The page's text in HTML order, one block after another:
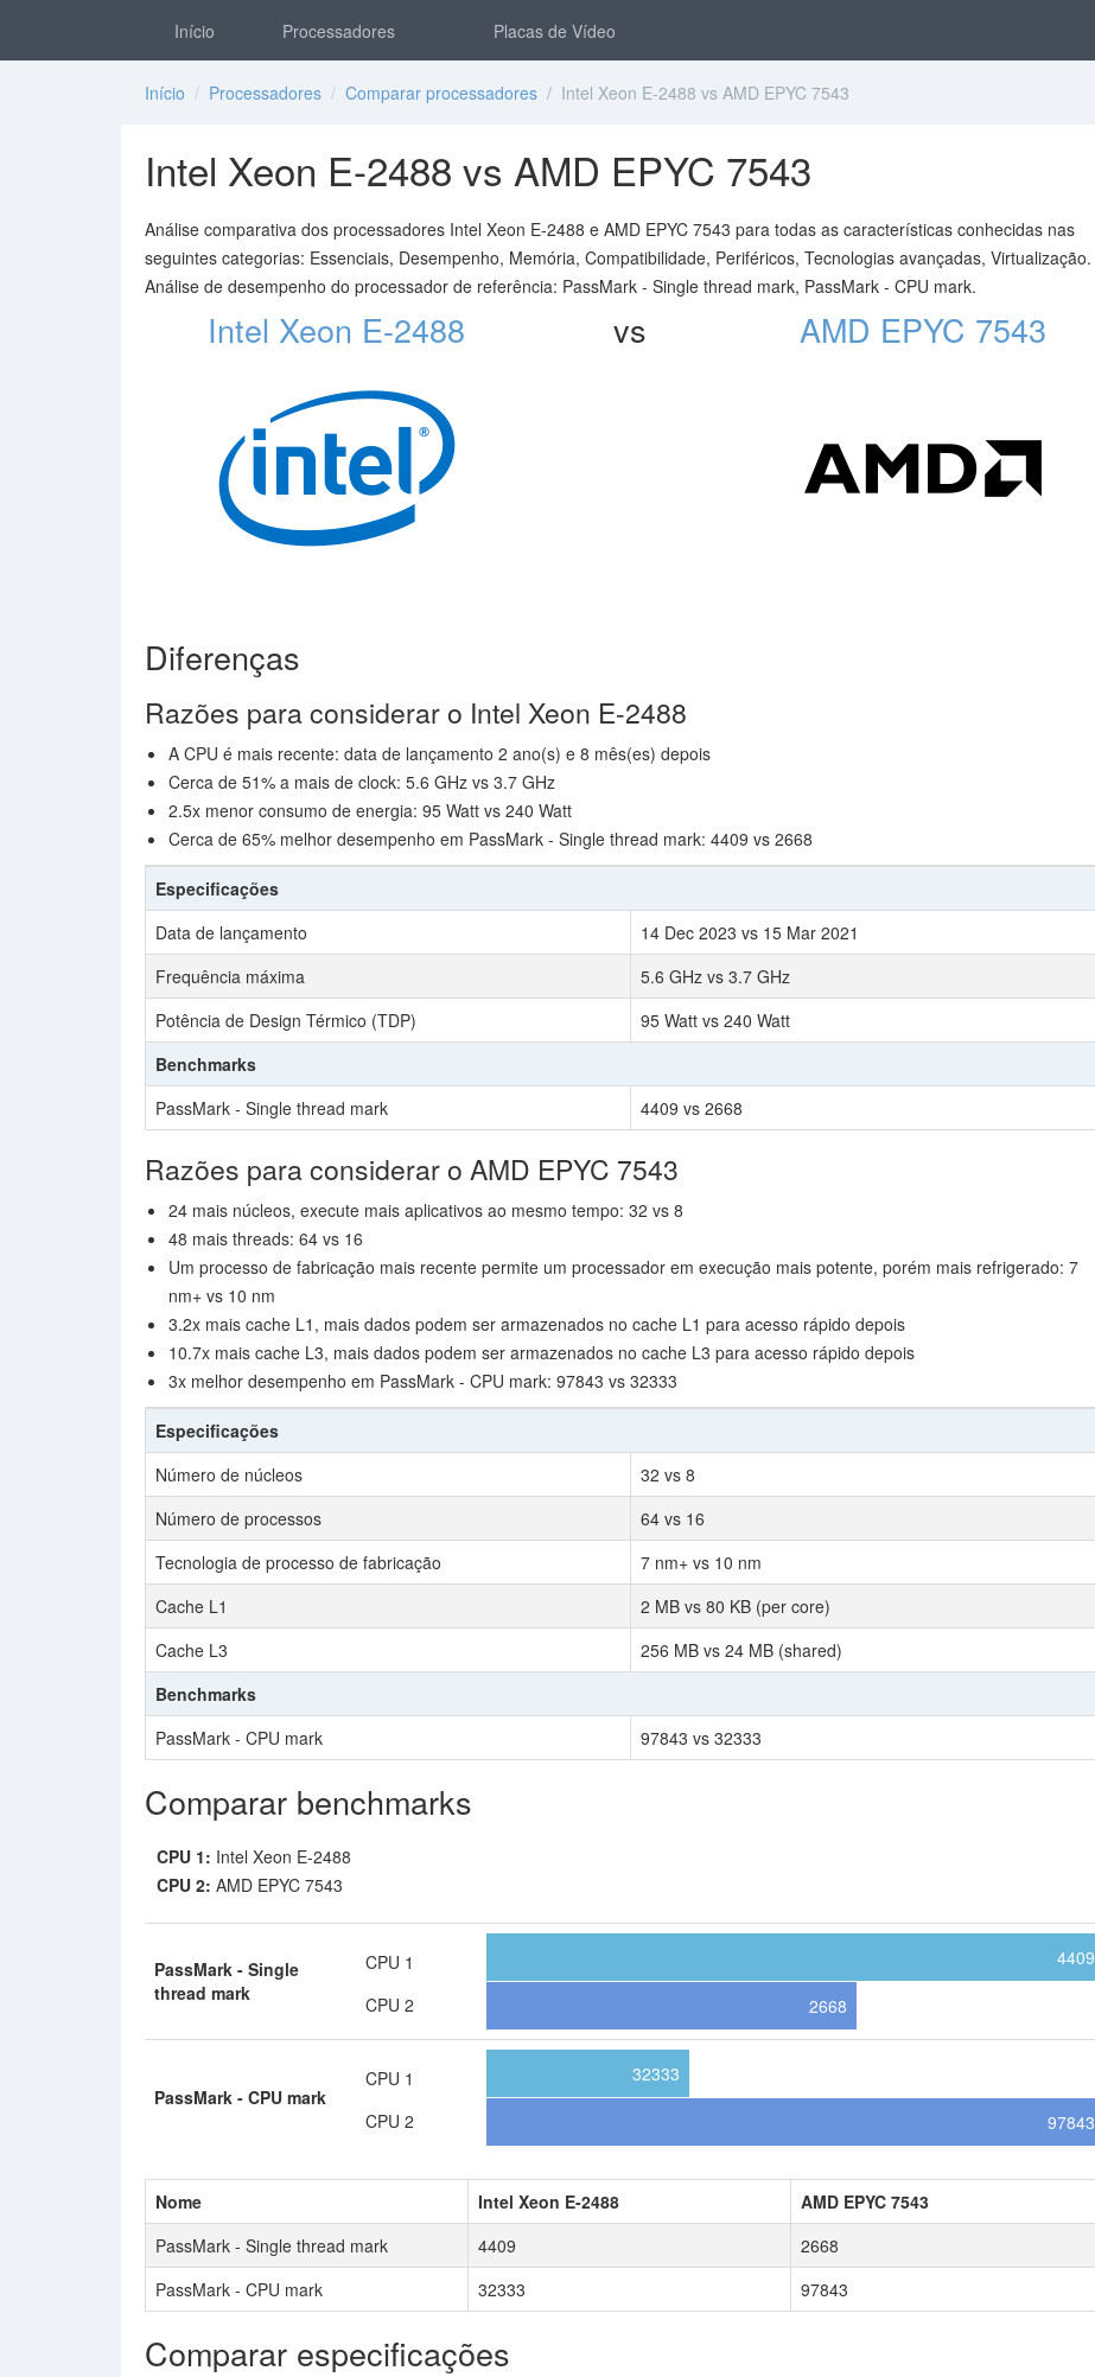
Início Processadores Placas de Vídeo
Início / Processadores / Comparar processadores / Intel Xeon E-2488 vs AMD EPYC 7543
Intel Xeon E-2488 vs AMD EPYC 7543
Análise comparativa dos processadores Intel Xeon E-2488 e AMD EPYC 7543 para todas as características conhecidas nas
seguintes categorias: Essenciais, Desempenho, Memória, Compatibilidade, Periféricos, Tecnologias avançadas, Virtualização.
Análise de desempenho do processador de referência: PassMark - Single thread mark, PassMark - CPU mark.
Intel Xeon E-2488 vs AMD EPYC 7543
Diferenças
Razões para considerar o Intel Xeon E-2488
A CPU é mais recente: data de lançamento 2 ano(s) e 8 mês(es) depois
Cerca de 51% a mais de clock: 5.6 GHz vs 3.7 GHz
2.5x menor consumo de energia: 95 Watt vs 240 Watt
Cerca de 65% melhor desempenho em PassMark - Single thread mark: 4409 vs 2668
Especificações
Data de lançamento
14 Dec 2023 vs 15 Mar 2021
Frequência máxima
5.6 GHz vs 3.7 GHz
Potência de Design Térmico (TDP)
95 Watt vs 240 Watt
Benchmarks
PassMark - Single thread mark
4409 vs 2668
Razões para considerar o AMD EPYC 7543
24 mais núcleos, execute mais aplicativos ao mesmo tempo: 32 vs 8
48 mais threads: 64 vs 16
Um processo de fabricação mais recente permite um processador em execução mais potente, porém mais refrigerado: 7
nm+ vs 10 nm
3.2x mais cache L1, mais dados podem ser armazenados no cache L1 para acesso rápido depois
10.7x mais cache L3, mais dados podem ser armazenados no cache L3 para acesso rápido depois
3x melhor desempenho em PassMark - CPU mark: 97843 vs 32333
Especificações
Número de núcleos
32 vs 8
Número de processos
64 vs 16
Tecnologia de processo de fabricação
7 nm+ vs 10 nm
Cache L1
2 MB vs 80 KB (per core)
Cache L3
256 MB vs 24 MB (shared)
Benchmarks
PassMark - CPU mark
97843 vs 32333
Comparar benchmarks
CPU 1: Intel Xeon E-2488
CPU 2: AMD EPYC 7543
PassMark - Single
thread mark
CPU 1
CPU 2
4409
2668
PassMark - CPU mark
CPU 1
CPU 2
32333
97843
Nome Intel Xeon E-2488
AMD EPYC 7543
PassMark - Single thread mark
4409
2668
PassMark - CPU mark
32333 97843
Comparar especificações